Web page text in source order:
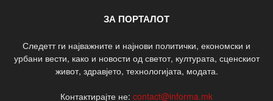
ЗА ПОРТАЛОТ
Следетт ги најважните и најнови политички, економски и
урбани вести, како и новости од светот, културата, сценскиот
живот, здравјето, технологијата, модата.
Контактирајте не: contact@informa.mk